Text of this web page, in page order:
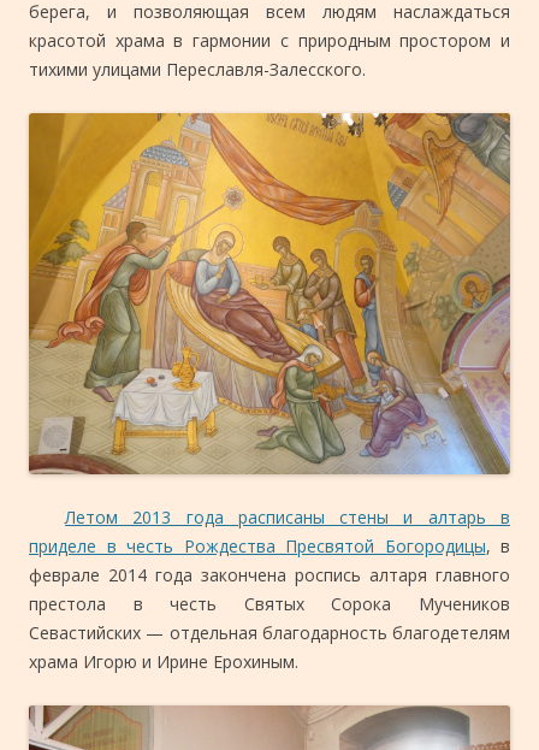
берега, и позволяющая всем людям наслаждаться
красотой храма в гармонии с природным простором и
тихими улицами Переславля-Залесского.
Летом 2013 года расписаны стены и алтарь в
приделе в честь Рождества Пресвятой Богородицы, в
феврале 2014 года закончена роспись алтаря главного
престола в честь Святых Сорока Мучеников
Севастийских — отдельная благодарность благодетелям
храма Игорю и Ирине Ерохиным.